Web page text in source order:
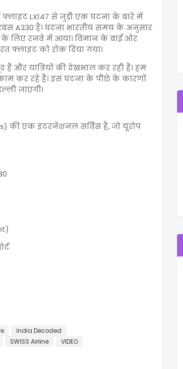
LX147 से जुड़ी एक घटना के बारे में
A330 है। घटना भारतीय समय के अनुसार
लिए रनवे में आया। विमान के बाईं ओर
फ्लाइट को रोक दिया गया।
और यात्रियों की देखभाल कर रही हैं। हम
कर रहे हैं। इस घटना के पीछे के कारणों
जाएगी।
की एक इंटरनेशनल सर्विस है, जो यूरोप
India Decoded
SWISS Airline VIDEO